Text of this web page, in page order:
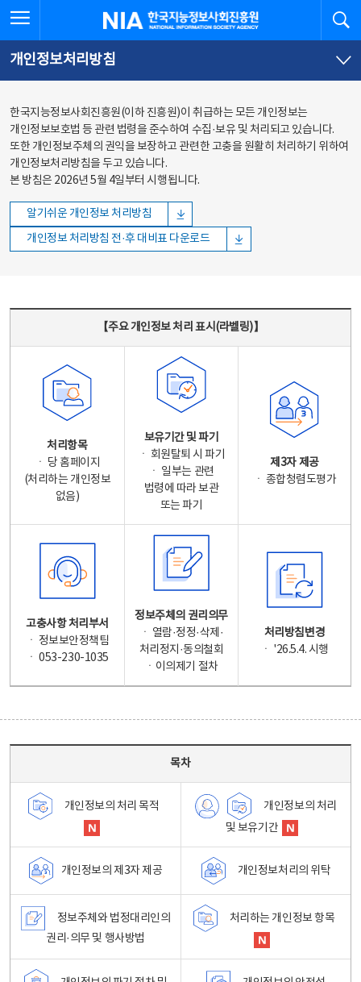
바로가기
바로가기
한국지능정보사회진흥원
개인정보처리방침
한국지능정보사회진흥원(이하 진흥원)이 취급하는 모든 개인정보는
개인정보보호법 등 관련 법령을 준수하여 수집·보유 및 처리되고 있습니다.
또한 개인정보주체의 권익을 보장하고 관련한 고충을 원활히 처리하기 위하여
개인정보처리방침을 두고 있습니다.
본 방침은 2026년 5월 4일부터 시행됩니다.
알기쉬운 개인정보 처리방침
개인정보 처리방침 전·후 대비표 다운로드
【주요 개인정보 처리 표시(라벨링)】
처리항목
ㆍ 당 홈페이지
(처리하는 개인정보
없음)
보유기간 및 파기
ㆍ 회원탈퇴 시 파기
ㆍ 일부는 관련
법령에 따라 보관
또는 파기
제3자 제공
ㆍ 종합청렴도평가
고충사항 처리부서
ㆍ 정보보안정책팀
ㆍ 053-230-1035
정보주체의 권리의무
ㆍ 열람·정정·삭제·
처리정지·동의철회
ㆍ이의제기 절차
처리방침변경
ㆍ '26.5.4. 시행
목차
개인정보의 처리 목적
개인정보의 처리
및 보유기간
개인정보의 제3자 제공 개인정보처리의 위탁
정보주체와 법정대리인의
권리·의무 및 행사방법
처리하는 개인정보 항목